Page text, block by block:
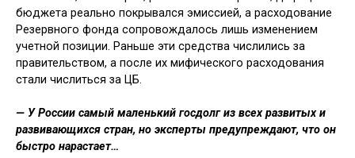
бюджета реально покры­вался эмиссией, а расходование
Резерв­ного фонда сопровождалось лишь изменением
учетной позиции. Раньше эти средства числились за
правительством, а после их мифического расходования
стали числиться за ЦБ.
— У России самый маленький госдолг из всех развитых и
раз­вивающихся стран, но эксперты предупреждают, что он
быстро нарастает…